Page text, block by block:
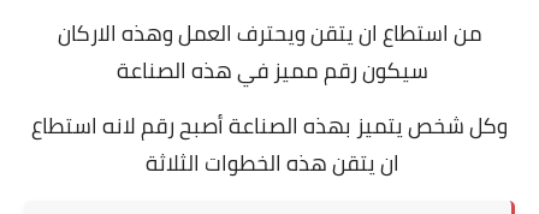
من استطاع ان يتقن ويحترف العمل وهذه الاركان
سيكون رقم مميز في هذه الصناعة
وكل شخص يتميز بهذه الصناعة أصبح رقم لانه استطاع
ان يتقن هذه الخطوات الثلاثة